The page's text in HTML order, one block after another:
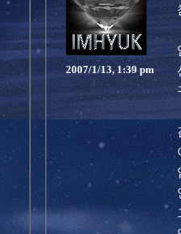
2007/1/13, 1:39 pm